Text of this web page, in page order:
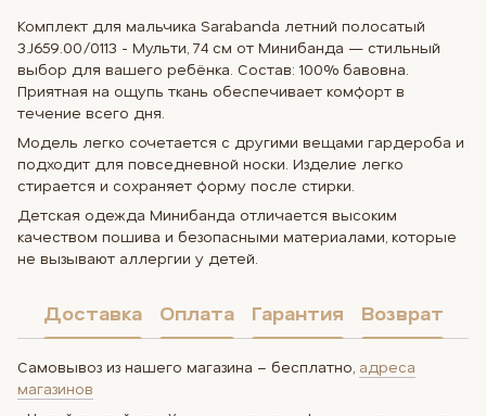
Комплект для мальчика Sarabanda летний полосатый
3.J659.00/0113 - Мульти, 74 см от Минибанда — стильный
выбор для вашего ребёнка. Состав: 100% бавовна.
Приятная на ощупь ткань обеспечивает комфорт в
течение всего дня.
Модель легко сочетается с другими вещами гардероба и
подходит для повседневной носки. Изделие легко
стирается и сохраняет форму после стирки.
Детская одежда Минибанда отличается высоким
качеством пошива и безопасными материалами, которые
не вызывают аллергии у детей.
Доставка Оплата Гарантия Возврат
Самовывоз из нашего магазина – бесплатно, адреса
магазинов